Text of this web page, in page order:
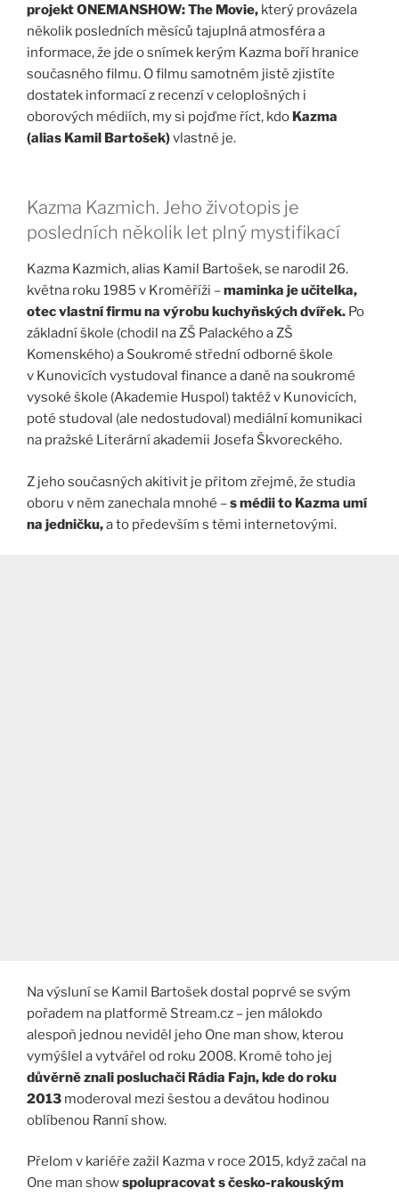
projekt ONEMANSHOW: The Movie, který provázela
několik posledních měsíců tajuplná atmosféra a
informace, že jde o snímek kerým Kazma boří hranice
současného filmu. O filmu samotném jistě zjistíte
dostatek informací z recenzí v celoplošných i
oborových médiích, my si pojďme říct, kdo Kazma
(alias Kamil Bartošek)vlastně je.
Kazma Kazmich. Jeho životopis je
posledních několik let plný mystifikací
Kazma Kazmich, alias Kamil Bartošek, se narodil 26.
května roku 1985 v Kroměříži –maminka je učitelka,
otec vlastní firmu na výrobu kuchyňských dvířek. Po
základní škole (chodil na ZŠ Palackého a ZŠ
Komenského) a Soukromé střední odborné škole
v Kunovicích vystudoval finance a daně na soukromé
vysoké škole (Akademie Huspol) taktéž v Kunovicích,
poté studoval (ale nedostudoval) mediální komunikaci
na pražské Literární akademii Josefa Škvoreckého.
Z jeho současných akitivit je přitom zřejmé, že studia
oboru v něm zanechala mnohé –s médii to Kazma umí
na jedničku,a to především s těmi internetovými.
Na výsluní se Kamil Bartošek dostal poprvé se svým
pořadem na platformě Stream.cz – jen málokdo
alespoň jednou neviděl jeho One man show, kterou
vymýšlel a vytvářel od roku 2008. Kromě toho jej
důvěrně znali posluchači Rádia Fajn, kde do roku
2013 moderoval mezi šestou a devátou hodinou
oblíbenou Ranní show.
Přelom v kariéře zažil Kazma v roce 2015, když začal na
One man showspolupracovat s česko-rakouským